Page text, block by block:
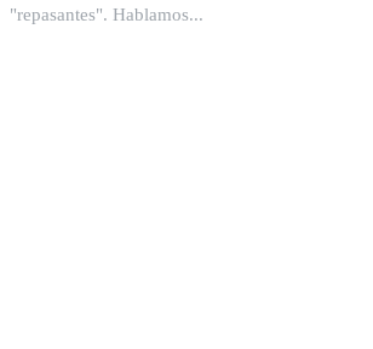
"repasantes". Hablamos...